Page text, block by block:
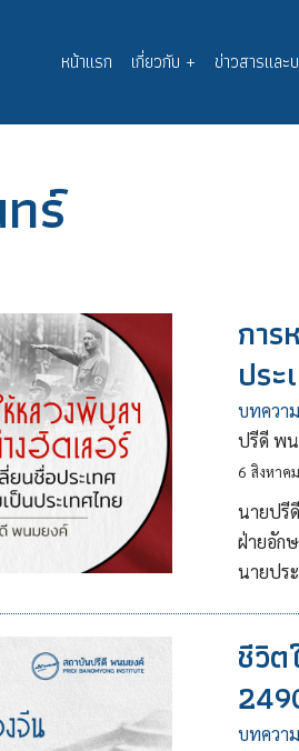
Main
navigation
หน้าแรก เกี่ยวกับ + ข่าวสารและ
ร์
การ
ปร
บทความ
ปรีดี พ
6 สิงหาคม
นายปรี
ฝ่ายอัก
นายปร
ชีวิ
บทความ